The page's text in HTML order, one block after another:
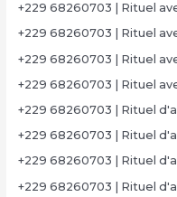
+229 68260703 | Rituel
+229 68260703 | Rituel
+229 68260703 | Rituel
+229 68260703 | Rituel
+229 68260703 | Rituel
+229 68260703 | Rituel
+229 68260703 | Rituel
+229 68260703 | Rituel